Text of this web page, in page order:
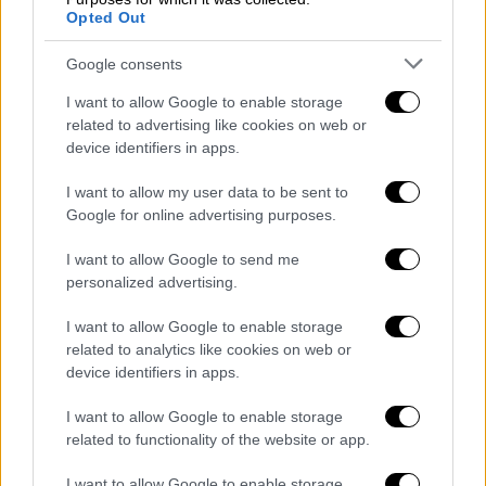
Opted Out
Google consents
I want to allow Google to enable storage
related to advertising like cookies on web or
device identifiers in apps.
I want to allow my user data to be sent to
Google for online advertising purposes.
I want to allow Google to send me
personalized advertising.
I want to allow Google to enable storage
related to analytics like cookies on web or
device identifiers in apps.
I want to allow Google to enable storage
related to functionality of the website or app.
βροχές και καταιγίδες ξανά στη δυτική
Ελλάδα. Επίσης, μπόρες θα εκδηλωθούν στα
νησιά του νοτιοανατολικού Αιγαίου και τη
νοτιοδυτική Κρήτη.
Από αργά το βράδυ θα υπάρξει επιδείνωση
στη δυτική Ελλάδα μεέντονεςβροχές.
Παράλληλα, πολύ πυκνές χιονοπτώσεις θα
Ελλάδας. Δυνατές βροχές αναμένονται
επίσης στη βόρεια Ελλάδα, ενώ τα
φαινόμενα θα κάνουν ένα πέρασμα από
Αττική και περιοχές του Αιγαίου.
πρωί τουΣαββάτου(21/12), με τις βροχές να
είναι λιγότερες. Ωστόσο, στη